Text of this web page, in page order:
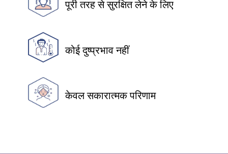
पूरी तरह से सुरक्षित लेने के लिए
कोई दुष्प्रभाव नहीं
केवल सकारात्मक परिणाम